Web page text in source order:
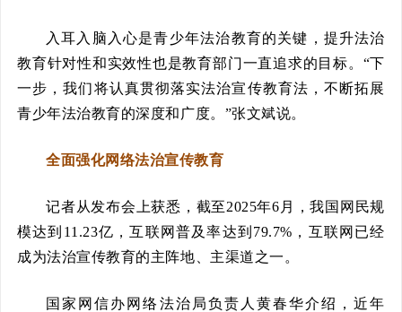
入耳入脑入心是青少年法治教育的关键，提升法治
教育针对性和实效性也是教育部门一直追求的目标。“下
一步，我们将认真贯彻落实法治宣传教育法，不断拓展
青少年法治教育的深度和广度。”张文斌说。
全面强化网络法治宣传教育
记者从发布会上获悉，截至2025年6月，我国网民规
模达到11.23亿，互联网普及率达到79.7%，互联网已经
成为法治宣传教育的主阵地、主渠道之一。
国家网信办网络法治局负责人黄春华介绍，近年